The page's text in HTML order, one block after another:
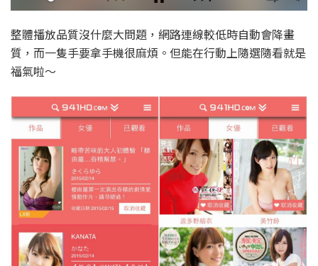
整體播放品質沒什麼大問題，網路連線較低時自動會降畫
質，而一隻手要拿手機很麻煩。但能在行動上隨選隨看就是
福氣啦～